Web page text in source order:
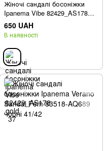
Жіночі сандалі босоніжки
Ipanema Vibe 82429_AS178
gold 41/42
650 UAH
В наявності